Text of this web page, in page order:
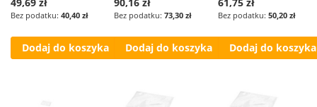
40,40 zł
Dodaj do koszyka
73,30 zł
Dodaj do koszyka
50,20 zł
Dodaj do koszyka